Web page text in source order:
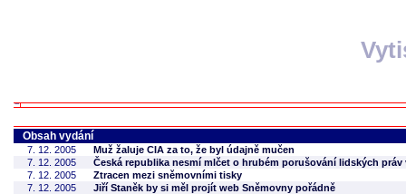
Obsah vydání
7. 12. 2005
Muž žaluje CIA za to, že byl údajně mučen
7. 12. 2005
Česká republika nesmí mlčet o hrubém porušování lidských práv
7. 12. 2005
Ztracen mezi sněmovními tisky
7. 12. 2005
Jiří Staněk by si měl projít web Sněmovny pořádně